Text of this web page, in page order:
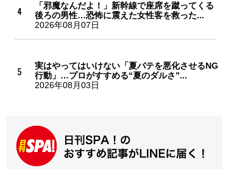
「邪魔なんだよ！」新幹線で座席を蹴ってくる
後ろの男性…恐怖に震えた女性客を救った...
2026年08月07日
実はやってはいけない「夏バテを悪化させるNG
行動」…プロがすすめる“夏のダルさ”...
2026年08月03日